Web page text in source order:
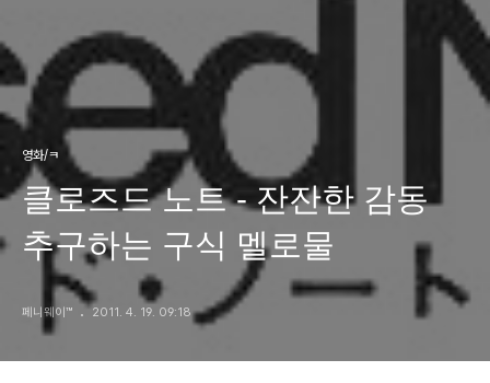
영화/ㅋ
클로즈드 노트 - 잔잔한 감동
추구하는 구식 멜로물
페니웨이™ 2011. 4. 19. 09:18